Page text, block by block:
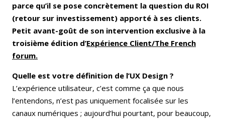
parce qu’il se pose concrètement la question du ROI
(retour sur investissement) apporté à ses clients.
Petit avant-goût de son intervention exclusive à la
troisième édition d’Expérience Client/The French
forum.
Quelle est votre définition de l’UX Design ?
L’expérience utilisateur, c’est comme ça que nous
l’entendons, n’est pas uniquement focalisée sur les
canaux numériques ; aujourd’hui pourtant, pour beaucoup,